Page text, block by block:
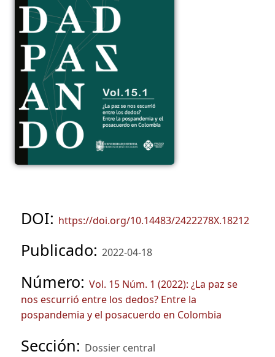
DOI: https://doi.org/10.14483/2422278X.18212
Publicado: 2022-04-18
Número: Vol. 15 Núm. 1 (2022): ¿La paz se
nos escurrió entre los dedos? Entre la
pospandemia y el posacuerdo en Colombia
Sección: Dossier central